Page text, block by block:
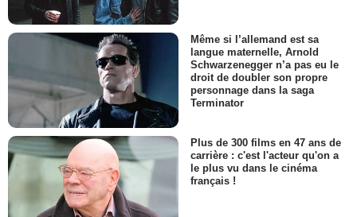
Même si l’allemand est sa
langue maternelle, Arnold
Schwarzenegger n’a pas eu le
droit de doubler son propre
personnage dans la saga
Terminator
Plus de 300 films en 47 ans de
carrière : c'est l'acteur qu'on a
le plus vu dans le cinéma
français !